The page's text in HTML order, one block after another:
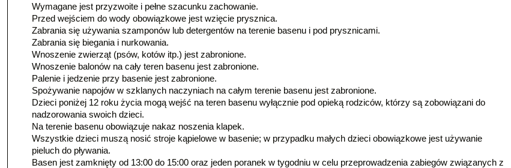
Wymagane jest przyzwoite i pełne szacunku zachowanie.
Przed wejściem do wody obowiązkowe jest wzięcie prysznica.
Zabrania się używania szamponów lub detergentów na terenie basenu i pod prysznicami.
Zabrania się biegania i nurkowania.
Wnoszenie zwierząt (psów, kotów itp.) jest zabronione.
Wnoszenie balonów na cały teren basenu jest zabronione.
Palenie i jedzenie przy basenie jest zabronione.
Spożywanie napojów w szklanych naczyniach na całym terenie basenu jest zabronione.
Dzieci poniżej 12 roku życia mogą wejść na teren basenu wyłącznie pod opieką rodziców, którzy są zobowiązani do
nadzorowania swoich dzieci.
Na terenie basenu obowiązuje nakaz noszenia klapek.
Wszystkie dzieci muszą nosić stroje kąpielowe w basenie; w przypadku małych dzieci obowiązkowe jest używanie
pieluch do pływania.
Basen jest zamknięty od 13:00 do 15:00 oraz jeden poranek w tygodniu w celu przeprowadzenia zabiegów związanych z